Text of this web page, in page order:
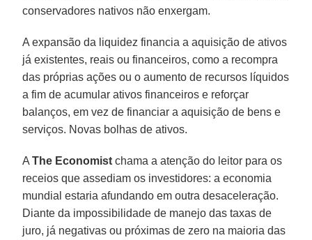
conservadores nativos não enxergam.
A expansão da liquidez financia a aquisição de ativos
já existentes, reais ou financeiros, como a recompra
das próprias ações ou o aumento de recursos líquidos
a fim de acumular ativos financeiros e reforçar
balanços, em vez de financiar a aquisição de bens e
serviços. Novas bolhas de ativos.
AThe Economist chama a atenção do leitor para os
receios que assediam os investidores: a economia
mundial estaria afundando em outra desaceleração.
Diante da impossibilidade de manejo das taxas de
juro, já negativas ou próximas de zero na maioria das